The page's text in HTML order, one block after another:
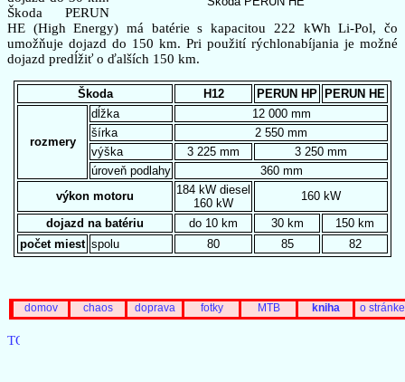
Škoda PERUN
HE (High Energy) má batérie s kapacitou 222 kWh Li-Pol, čo
umožňuje dojazd do 150 km. Pri použití rýchlonabíjania je možné
dojazd predĺžiť o ďalších 150 km.
Škoda H12 PERUN HP PERUN HE
rozmery
dĺžka
12 000 mm
šírka
2 550 mm
výška
3 225 mm
3 250 mm
úroveň podlahy
360 mm
výkon motoru
184 kW diesel
160 kW
160 kW
dojazd na batériu
do 10 km 30 km
150 km
počet miest spolu 80 85 82
domov chaos doprava fotky MTB kniha o stránke